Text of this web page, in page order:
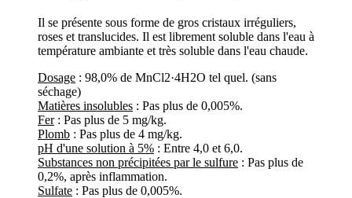
Il se présente sous forme de gros cristaux irréguliers,
roses et translucides. Il est librement soluble dans l'eau à
température ambiante et très soluble dans l'eau chaude.
Dosage : 98,0% de MnCl2·4H2O tel quel. (sans
séchage)
Matières insolubles : Pas plus de 0,005%.
Fer: Pas plus de 5 mg/kg.
Plomb : Pas plus de 4 mg/kg.
pH d'une solution à 5% : Entre 4,0 et 6,0.
Substances non précipitées par le sulfure : Pas plus de
0,2%, après inflammation.
Sulfate : Pas plus de 0,005%.